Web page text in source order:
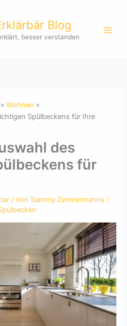
Blog
besser verstanden
Wohnen
Spülbeckens für Ihre
des
für
/ Von Sammy Zimmermanns/